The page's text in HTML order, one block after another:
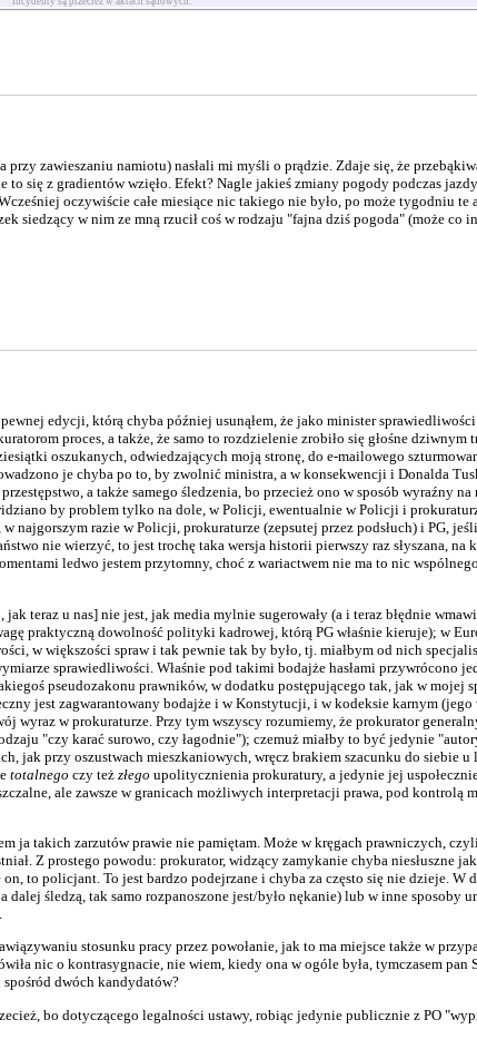
zawieszaniu namiotu) nasłali mi myśli o prądzie. Zdaje się, że
się z gradientów wzięło. Efekt? Nagle jakieś zmiany pogody podczas
oczywiście całe miesiące nic takiego nie było, po może tygodniu
siedzący w nim ze mną rzucił coś w rodzaju "fajna dziś pogoda" (może co
edycji, którą chyba później usunąłem, że jako minister
proces, a także, że samo to rozdzielenie zrobiło się głośne dziwnym
oszukanych, odwiedzających moją stronę, do e-mailowego
je chyba po to, by zwolnić ministra, a w konsekwencji i Donalda
a także samego śledzenia, bo przecież ono w sposób wyraźny na
by problem tylko na dole, w Policji, ewentualnie w Policji i
najgorszym razie w Policji, prokuraturze (zepsutej przez podsłuch) i PG,
nie wierzyć, to jest trochę taka wersja historii pierwszy raz słyszana, na
ledwo jestem przytomny, choć z wariactwem nie ma to nic
teraz u nas] nie jest, jak media mylnie sugerowały (a i teraz błędnie
praktyczną dowolność polityki kadrowej, którą PG właśnie kieruje); w
w większości spraw i tak pewnie tak by było, tj. miałbym od nich
sprawiedliwości. Właśnie pod takimi bodajże hasłami przywrócono
pseudozakonu prawników, w dodatku postępującego tak, jak w mojej
jest zagwarantowany bodajże i w Konstytucji, i w kodeksie karnym (jego
wyraz w prokuraturze. Przy tym wszyscy rozumiemy, że prokurator
"czy karać surowo, czy łagodnie"); czemuż miałby to być jedynie
jak przy oszustwach mieszkaniowych, wręcz brakiem szacunku do siebie u
totalnego czy też złego upolitycznienia prokuratury, a jedynie jej
ale zawsze w granicach możliwych interpretacji prawa, pod kontrolą
ja takich zarzutów prawie nie pamiętam. Może w kręgach prawniczych,
Z prostego powodu: prokurator, widzący zamykanie chyba niesłuszne
to policjant. To jest bardzo podejrzane i chyba za często się nie dzieje. W
śledzą, tak samo rozpanoszone jest/było nękanie) lub w inne sposoby
stosunku pracy przez powołanie, jak to ma miejsce także w
nic o kontrasygnacie, nie wiem, kiedy ona w ogóle była, tymczasem pan
spośród dwóch kandydatów?
bo dotyczącego legalności ustawy, robiąc jedynie publicznie z PO